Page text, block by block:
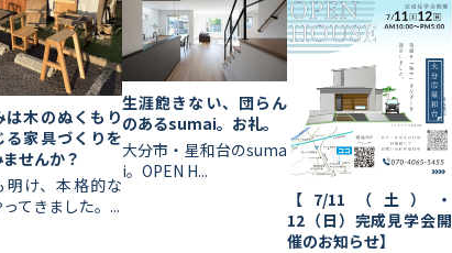
は木のぬくもり
る家具づくりを
せんか？
明け、本格的な
てきました。...
生涯飽きない、団らん
のあるsumai。お礼。
大分市・星和台のsuma
i。OPEN H...
【7/11（土）・
12（日）完成見学会開
催のお知らせ】